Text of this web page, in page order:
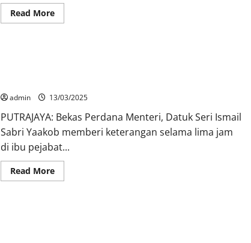
Read More
admin 13/03/2025
PUTRAJAYA: Bekas Perdana Menteri, Datuk Seri Ismail
Sabri Yaakob memberi keterangan selama lima jam
di ibu pejabat...
Read More